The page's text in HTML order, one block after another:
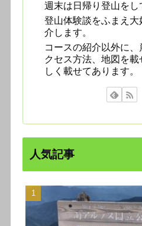
週末は日帰り登山をし
登山体験談をふまえ大
介します。
コースの紹介以外に、
クセス方法、地図を
しく載せてあります。
人気記事